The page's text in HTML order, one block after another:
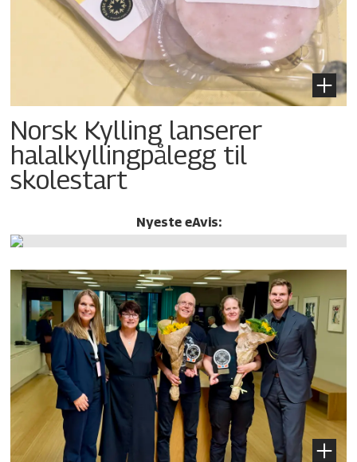
Norsk Kylling lanserer
halalkylling­pålegg til
skolestart
Nyeste eAvis: